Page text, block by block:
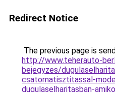
Redirect Notice
The previous page is
http://www.teherauto-
bejegyzes/
csatornatisztitassal-
dugulaselharitasban-